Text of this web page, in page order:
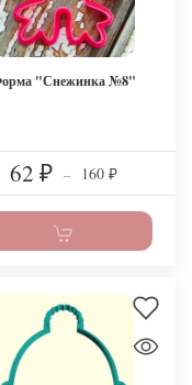
"Снежинка №8"
62 ₽ – 160 ₽